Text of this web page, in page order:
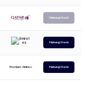
Hubungi Kami
Hubungi Kami
Premium Airlines Hubungi Kami